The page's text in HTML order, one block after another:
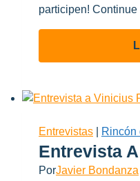
participen!
Entrevistas Rincón
Entrevista
PorJavier Bondanza